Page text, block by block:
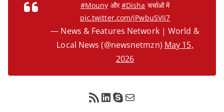
#Mouny और#Disha चर्चाओं में
pic.twitter.com/jPwbuSVIi7
— News & Features Network | World &
Local News (@newsnetmzn) May 15,
2026
RSS Feed LinkedIn Skype Mail